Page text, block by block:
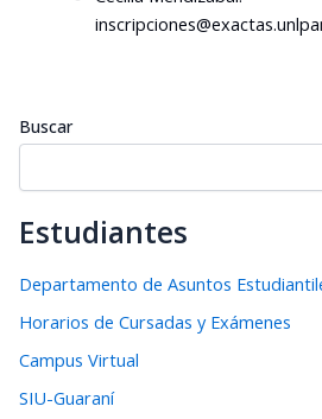
Buscar
Estudiantes
Departamento de Asuntos
Horarios de Cursadas y Exámenes
Campus Virtual
SIU-Guaraní